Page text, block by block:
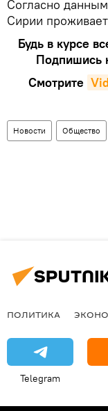
Согласно
Сирии
Будь в курсе
Подпишись
Смотрите
Новости Общество
ПОЛИТИКА
Telegram